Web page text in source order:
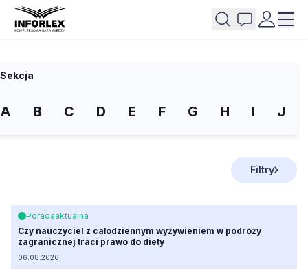
Sekcja
A B C D E F G H I J
Filtry
Poradaaktualna
Czy nauczyciel z całodziennym wyżywieniem w podróży
zagranicznej traci prawo do diety
06.08.2026